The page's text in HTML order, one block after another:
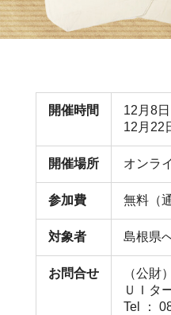
開催時間
12月8
12月
開催場所 オンラ
参加費 無料（
対象者 島根県
お問合せ
（公
ＵＩタ
Tel ：